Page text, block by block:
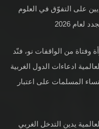
على التفوّق في العلوم
2026
أمام أكثر من 1700 امرأة وفتاة من الواقفات نو، فنّد
ادعاءات الدول الغربية
المسلمات على اعتبار
يدين التدخل الغربي